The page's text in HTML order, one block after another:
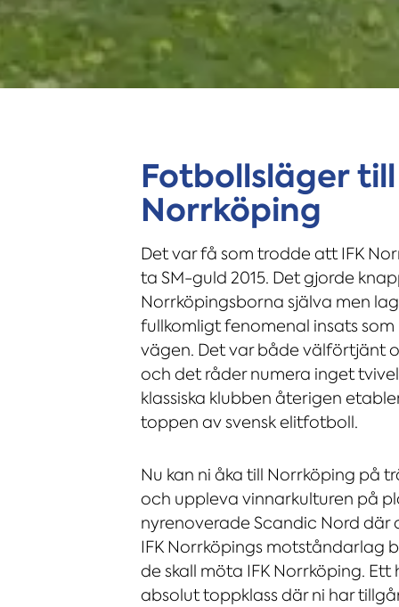
Fotbollsläger till
Norrköping
Det var få som trodde att IFK
ta SM-guld 2015. Det gjorde
Norrköpingsborna själva men
fullkomligt fenomenal insats
vägen. Det var både välförtjänt
och det råder numera inget
klassiska klubben återigen
toppen av svensk elitfotboll.
Nu kan ni åka till Norrköping på
och uppleva vinnarkulturen på
nyrenoverade Scandic Nord där
IFK Norrköpings motståndarlag
de skall möta IFK Norrköping. Ett
absolut toppklass där ni har